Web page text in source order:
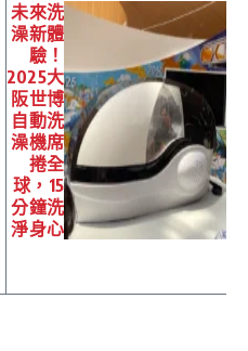
未來洗
澡新體
驗！
2025大
阪世博
自動洗
澡機席
捲全
球，15
分鐘洗
淨身心